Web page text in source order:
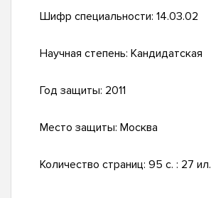
Шифр специальности: 14.03.02
Научная степень: Кандидатская
Год защиты: 2011
Место защиты: Москва
Количество страниц: 95 с. : 27 ил.